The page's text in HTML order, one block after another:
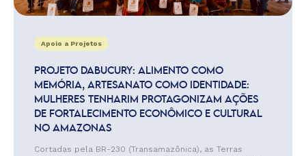
Apoio a Projetos
PROJETO DABUCURY: ALIMENTO COMO
MEMÓRIA, ARTESANATO COMO IDENTIDADE:
MULHERES TENHARIM PROTAGONIZAM AÇÕES
DE FORTALECIMENTO ECONÔMICO E CULTURAL
NO AMAZONAS
Cortadas pela BR-230 (Transamazônica), as Terras